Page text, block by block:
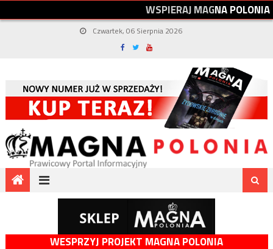
WSPIERAJMAGNAPOLONIA
Czwartek, 06 Sierpnia 2026
WESPRZYJ PROJEKT MAGNA POLONIA